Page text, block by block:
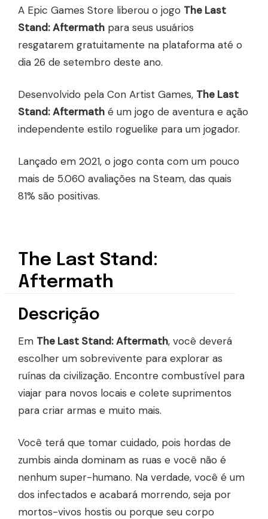
A Epic Games Store liberou o jogo The Last
Stand: Aftermath para seus usuários
resgatarem gratuitamente na plataforma até o
dia 26 de setembro deste ano.
Desenvolvido pela Con Artist Games, The Last
Stand: Aftermath é um jogo de aventura e ação
independente estilo roguelike para um jogador.
Lançado em 2021, o jogo conta com um pouco
mais de 5.060 avaliações na Steam, das quais
81% são positivas.
The Last Stand:
Aftermath
Descrição
Em The Last Stand: Aftermath, você deverá
escolher um sobrevivente para explorar as
ruínas da civilização. Encontre combustível para
viajar para novos locais e colete suprimentos
para criar armas e muito mais.
Você terá que tomar cuidado, pois hordas de
zumbis ainda dominam as ruas e você não é
nenhum super-humano. Na verdade, você é um
dos infectados e acabará morrendo, seja por
mortos-vivos hostis ou porque seu corpo